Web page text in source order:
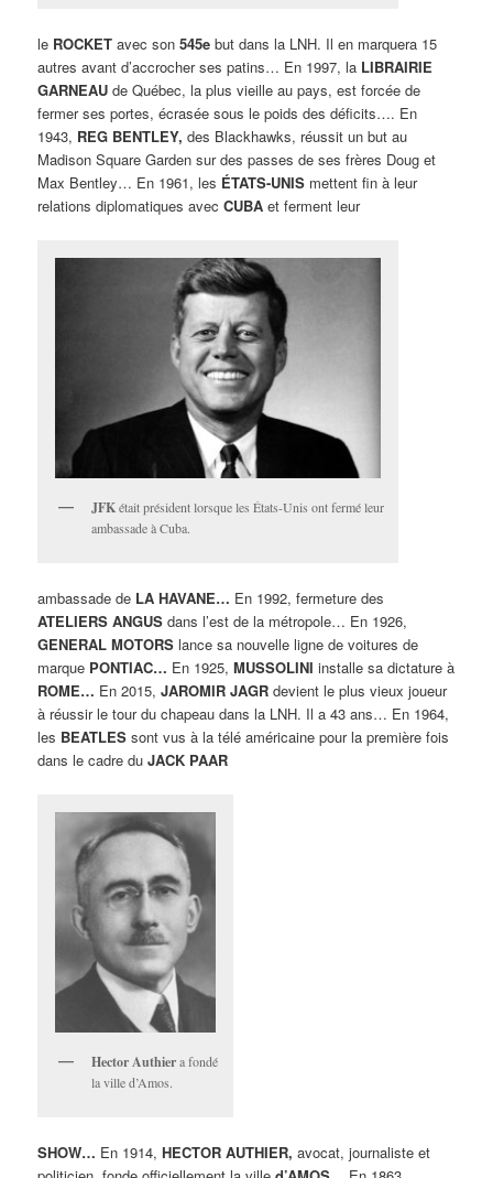
le ROCKET avec son545e but dans la LNH. Il en marquera 15
autres avant d’accrocher ses patins… En 1997, la LIBRAIRIE
GARNEAU de Québec, la plus vieille au pays, est forcée de
fermer ses portes, écrasée sous le poids des déficits…. En
1943, REG BENTLEY, des Blackhawks, réussit un but au
Madison Square Garden sur des passes de ses frères Doug et
Max Bentley… En 1961, les ÉTATS-UNIS mettent fin à leur
relations diplomatiques avecCUBA et ferment leur
JFKétait président lorsque les États-Unis ont fermé leur
ambassade à Cuba.
ambassade de LA HAVANE… En 1992, fermeture des
ATELIERS ANGUS dans l’est de la métropole… En 1926,
GENERAL MOTORS lance sa nouvelle ligne de voitures de
marque PONTIAC… En 1925,MUSSOLINI installe sa dictature à
ROME… En 2015,JAROMIR JAGR devient le plus vieux joueur
à réussir le tour du chapeau dans la LNH. Il a 43 ans… En 1964,
les BEATLES sont vus à la télé américaine pour la première fois
dans le cadre duJACK PAAR
Hector Authiera fondé
la ville d’Amos.
SHOW… En 1914,HECTOR AUTHIER, avocat, journaliste et